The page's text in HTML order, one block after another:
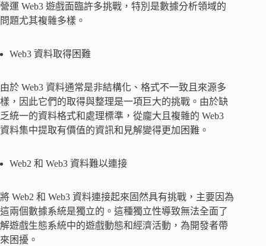
營運 Web3 遊戲面臨許多挑戰，特別是數據分析領域的
問題尤其複雜多樣。
Web3 資料取得困難
由於 Web3 資料通常是非結構化、格式不一致且來源多
樣，因此它們的取得與整理是一項巨大的挑戰。由於缺
乏統一的資料格式和處理標準，從龐大且複雜的 Web3
資料集中提取有價值的資訊和見解變得更加困難。
Web2 和 Web3 資料難以連接
將 Web2 和 Web3 資料連接起來固然具有挑戰，主要因為
這兩個數據系統是獨立的。這種獨立性導致無法全面了
解遊戲生態系統中的遊戲動態和經濟活動，為開發者帶
來困擾。